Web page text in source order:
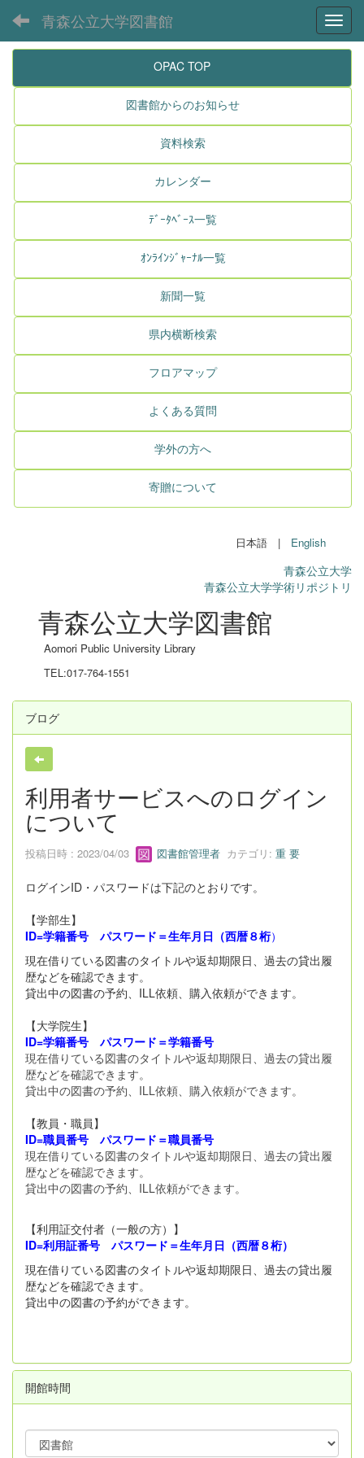
青森公立大学図書館
OPAC TOP
図書館からのお知らせ
資料検索
カレンダー
ﾃﾞｰﾀﾍﾞｰｽ一覧
ｵﾝﾗｲﾝｼﾞｬｰﾅﾙ一覧
新聞一覧
県内横断検索
フロアマップ
よくある質問
学外の方へ
寄贈について
日本語 | English
青森公立大学
青森公立大学学術リポジトリ
青森公立大学図書館
Aomori Public University Library
TEL:017-764-1551
ブログ
利用者サービスへのログイン
について
投稿日時 : 2023/04/03 図書館管理者 カテゴリ: 重 要
ログインID・パスワードは下記のとおりです。
【学部生】
ID=学籍番号 パスワード＝生年月日（西暦８桁）
現在借りている図書のタイトルや返却期限日、過去の貸出履
歴などを確認できます。
貸出中の図書の予約、ILL依頼、購入依頼ができます。
【大学院生】
ID=学籍番号 パスワード＝学籍番号
現在借りている図書のタイトルや返却期限日、過去の貸出履
歴などを確認できます。
貸出中の図書の予約、ILL依頼、購入依頼ができます。
【教員・職員】
ID=職員番号 パスワード＝職員番号
現在借りている図書のタイトルや返却期限日、過去の貸出履
歴などを確認できます。
貸出中の図書の予約、ILL依頼ができます。
【利用証交付者（一般の方）】
ID=利用証番号 パスワード＝生年月日（西暦８桁）
現在借りている図書のタイトルや返却期限日、過去の貸出履
歴などを確認できます。
貸出中の図書の予約ができます。
開館時間